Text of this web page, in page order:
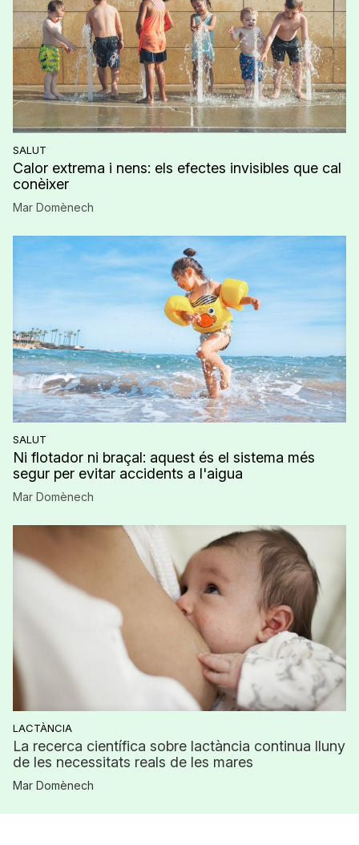
SALUT
Calor extrema i nens: els efectes invisibles que cal
conèixer
Mar Domènech
SALUT
Ni flotador ni braçal: aquest és el sistema més
segur per evitar accidents a l'aigua
Mar Domènech
LACTÀNCIA
La recerca científica sobre lactància continua lluny
de les necessitats reals de les mares
Mar Domènech